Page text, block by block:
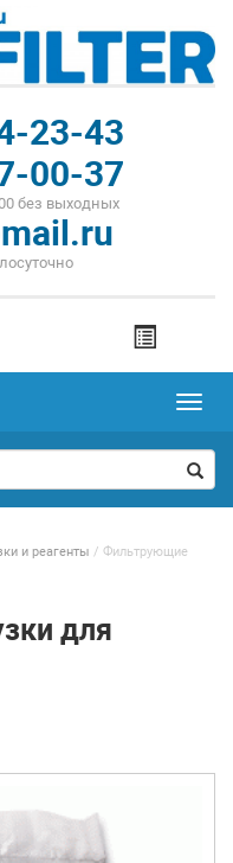
23-43
00-37
без выходных
и реагенты / Фильтрующие
для